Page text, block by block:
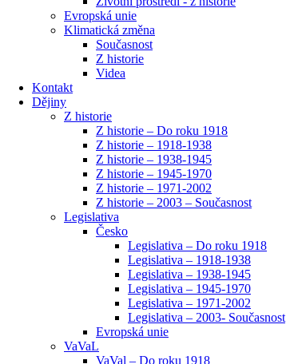
Evropská unie
Klimatická změna
Současnost
Z historie
Videa
Kontakt
Dějiny
Z historie
Z historie – Do roku 1918
Z historie – 1918-1938
Z historie – 1938-1945
Z historie – 1945-1970
Z historie – 1971-2002
Z historie – 2003 – Současnost
Legislativa
Česko
Legislativa – Do roku 1918
Legislativa – 1918-1938
Legislativa – 1938-1945
Legislativa – 1945-1970
Legislativa – 1971-2002
Legislativa – 2003- Současnost
Evropská unie
VaVaL
VaVal – Do roku 1918